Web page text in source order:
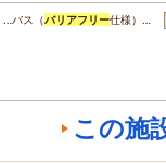
…バス（バリアフリー仕様）…
この施